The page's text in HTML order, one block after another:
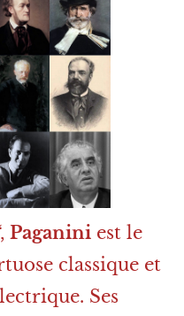
Paganini est le
classique et
Ses